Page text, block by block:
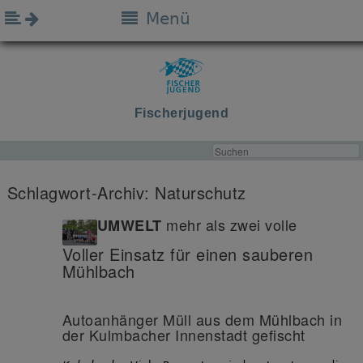
Fischerjugend
Menü
Schlagwort-Archiv: Naturschutz
Voller Einsatz für einen sauberen
Mühlbach
UMWELT mehr als zwei volle
Autoanhänger Müll aus dem Mühlbach in
der Kulmbacher Innenstadt gefischt